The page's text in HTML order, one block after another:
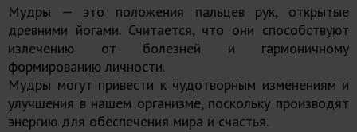
Мудры — это положения пальцев рук, открытые
древними йогами. Считается, что они способствуют
излечению от болезней и гармоничному
формированию личности.
Мудры могут привести к чудотворным изменениям и
улучшения в нашем организме, поскольку производят
энергию для обеспечения мира и счастья.